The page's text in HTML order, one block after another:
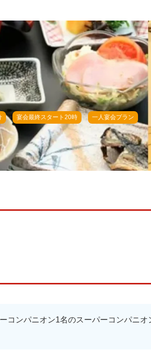
宴会最終スタート20時 一人宴会プラン
コンパニオン1名のスーパーコンパニオ